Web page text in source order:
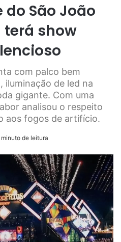
São João
terá show
com palco bem
iluminação de led na
gigante. Com uma
analisou o respeito
aos fogos de artifício.
minuto de leitura